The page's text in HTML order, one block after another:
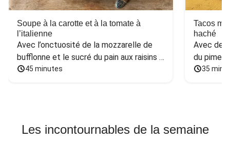
Soupe à la carotte et à la tomate à
l’italienne
Avec l’onctuosité de la mozzarelle de
bufflonne et le sucré du pain aux raisins
et aux noix
45 minutes
Tacos
haché
Avec des
du
35
Les incontournables de la semaine